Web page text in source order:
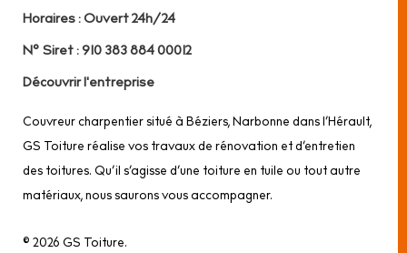
Horaires : Ouvert 24h/24
N° Siret : 910 383 884 00012
Découvrir l'entreprise
Couvreur charpentier situé à Béziers, Narbonne dans l’Hérault,
GS Toiture réalise vos travaux de rénovation et d’entretien
des toitures. Qu’il s’agisse d’une toiture en tuile ou tout autre
matériaux, nous saurons vous accompagner.
© 2026 GS Toiture.